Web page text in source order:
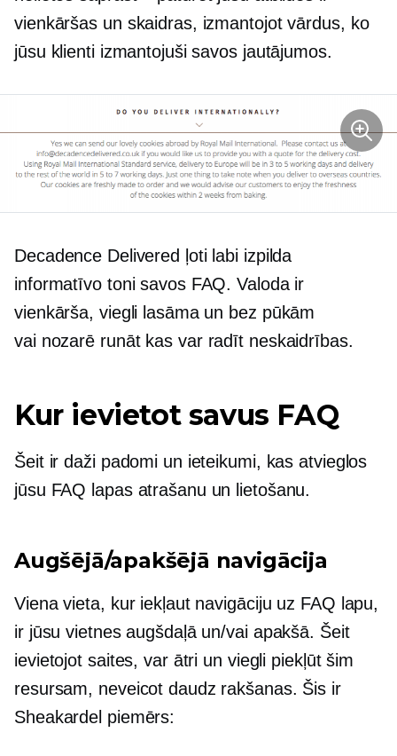
vienkāršas un skaidras, izmantojot vārdus, ko
jūsu klienti izmantojuši savos jautājumos.
Decadence Delivered ļoti labi izpilda
informatīvo toni savos FAQ. Valoda ir
vienkārša, viegli lasāma un bez pūkām
vai nozarē runātkas var radīt neskaidrības.
Kur ievietot savus FAQ
Šeit ir daži padomi un ieteikumi, kas atvieglos
jūsu FAQ lapas atrašanu un lietošanu.
Augšējā/apakšējā navigācija
Viena vieta, kur iekļaut navigāciju uz FAQ lapu,
ir jūsu vietnes augšdaļā un/vai apakšā. Šeit
ievietojot saites, var ātri un viegli piekļūt šim
resursam, neveicot daudz rakšanas. Šis ir
Sheakardel piemērs: